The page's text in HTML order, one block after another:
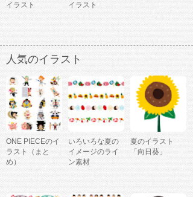
イラスト
イラスト
人気のイラスト
ONE PIECEのイ
ラスト（まと
め）
いろいろな夏の
イメージのライ
ン素材
夏のイラスト
「向日葵」